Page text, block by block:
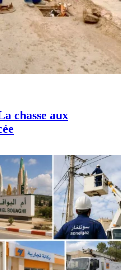
chasse aux